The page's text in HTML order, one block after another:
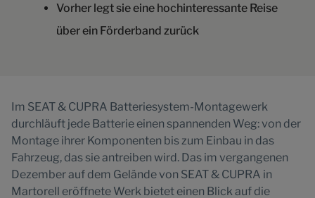
Vorher legt sie eine hochinteressante Reise
über ein Förderband zurück
Im SEAT & CUPRA Batteriesystem-Montagewerk
durchläuft jede Batterie einen spannenden Weg: von der
Montage ihrer Komponenten bis zum Einbau in das
Fahrzeug, das sie antreiben wird. Das im vergangenen
Dezember auf dem Gelände von SEAT & CUPRA in
Martorell eröffnete Werk bietet einen Blick auf die